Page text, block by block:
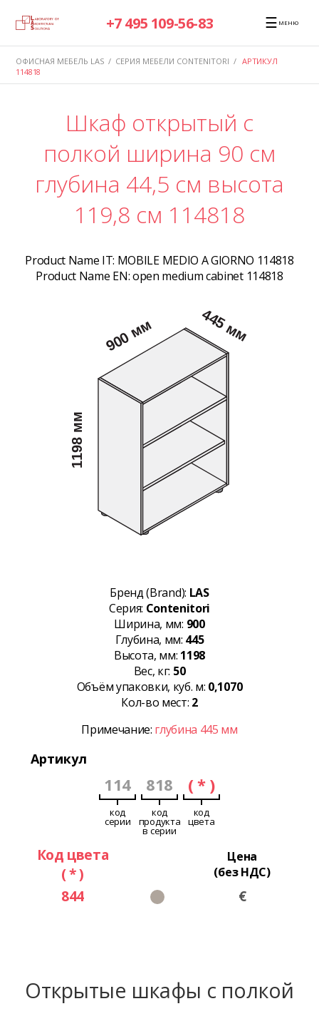
+7 495 109-56-83 ☰ МЕНЮ
ОФИСНАЯ МЕБЕЛЬ LAS / СЕРИЯ МЕБЕЛИ CONTENITORI / АРТИКУЛ
114818
Шкаф открытый с
полкой ширина 90 см
глубина 44,5 см высота
119,8 см 114818
Product Name IT: MOBILE MEDIO A GIORNO 114818
Product Name EN:open medium cabinet 114818
Бренд (Brand): LAS
Серия: Contenitori
Ширина, мм: 900
Глубина, мм: 445
Высота, мм: 1198
Вес, кг: 50
Объём упаковки, куб. м: 0,1070
Кол-во мест: 2
Примечание: глубина 445 мм
Артикул
114
код
серии
818
код
продукта
в серии
( * )
код
цвета
Код цвета
( * )
Цена
(без НДС)
844 €
Открытые шкафы с полкой